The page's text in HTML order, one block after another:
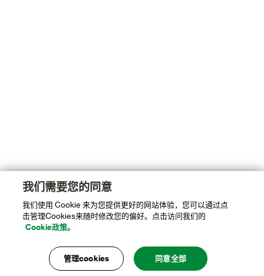
我们需要您的同意
我们使用 Cookie 来为您提供更好的网站体验，您可以通过点
击管理Cookies来随时修改您的偏好。点击访问我们的
Cookie政策。
管理cookies 同意全部